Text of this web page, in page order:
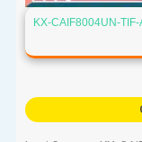
KX-CAIF8004UN-